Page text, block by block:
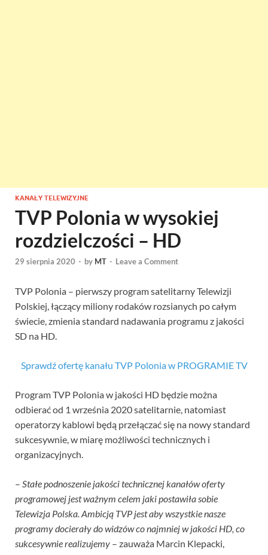
KANAŁY TELEWIZYJNE
TVP Polonia w wysokiej
rozdzielczości – HD
29 sierpnia 2020 - by MT - Leave a Comment
TVP Polonia – pierwszy program satelitarny Telewizji
Polskiej, łączący miliony rodaków rozsianych po całym
świecie, zmienia standard nadawania programu z jakości
SD na HD.
Sprawdź ofertę kanału TVP Polonia w PROGRAMIE TV
Program TVP Polonia w jakości HD będzie można
odbierać od 1 września 2020 satelitarnie, natomiast
operatorzy kablowi będą przełączać się na nowy standard
sukcesywnie, w miarę możliwości technicznych i
organizacyjnych.
– Stałe podnoszenie jakości technicznej kanałów oferty
programowej jest ważnym celem jaki postawiła sobie
Telewizja Polska. Ambicją TVP jest aby wszystkie nasze
programy docierały do widzów co najmniej w jakości HD, co
sukcesywnie realizujemy – zauważa Marcin Klepacki,